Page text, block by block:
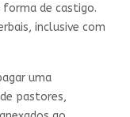
forma de castigo.
inclusive com
uma
pastores,